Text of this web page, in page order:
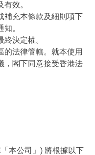
效。
補充本條款及細則項下
。
決定權。
的法律管轄。就本使用
，閣下同意接受香港法
本公司」) 將根據以下